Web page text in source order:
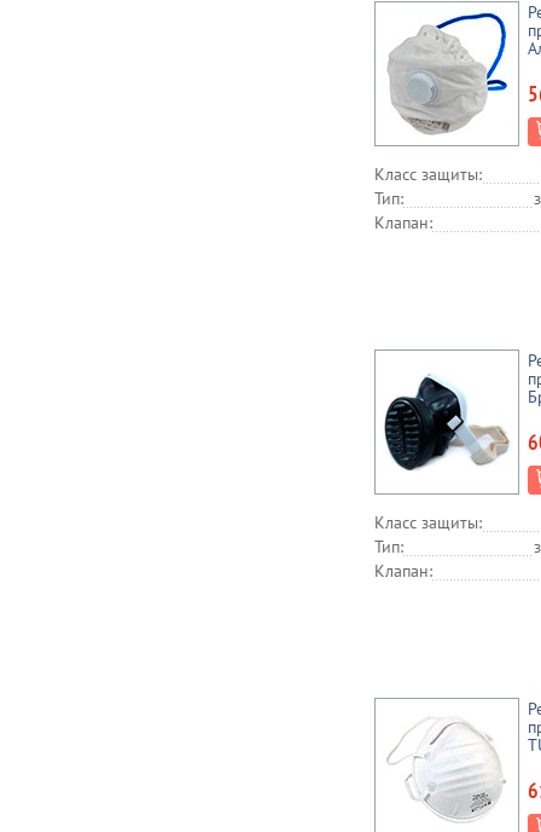
Класс защиты:
Тип:
Клапан:
Класс защиты:
Тип:
Клапан: